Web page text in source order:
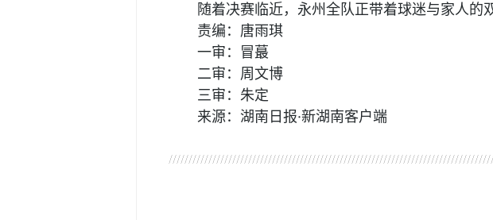
随着决赛临近，永州全队正带着球迷与家人的
责编：唐雨琪
一审：冒蕞
二审：周文博
三审：朱定
来源：湖南日报·新湖南客户端